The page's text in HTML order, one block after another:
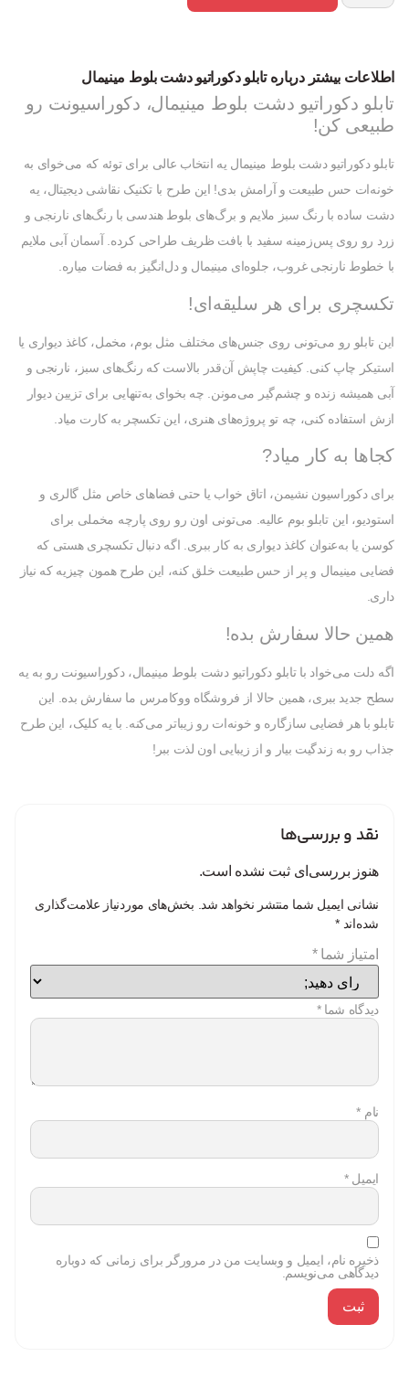
اطلاعات بیشتر درباره تابلو دکوراتیو دشت بلوط مینیمال
تابلو دکوراتیو دشت بلوط مینیمال، دکوراسیونت رو
طبیعی کن!
تابلو دکوراتیو دشت بلوط مینیمال یه انتخاب عالی برای توئه که می‌خوای به
خونه‌ات حس طبیعت و آرامش بدی! این طرح با تکنیک نقاشی دیجیتال، یه
دشت ساده با رنگ سبز ملایم و برگ‌های بلوط هندسی با رنگ‌های نارنجی و
زرد رو روی پس‌زمینه سفید با بافت ظریف طراحی کرده. آسمان آبی ملایم
با خطوط نارنجی غروب، جلوه‌ای مینیمال و دل‌انگیز به فضات میاره.
تکسچری برای هر سلیقه‌ای!
این تابلو رو می‌تونی روی جنس‌های مختلف مثل بوم، مخمل، کاغذ دیواری یا
استیکر چاپ کنی. کیفیت چاپش آن‌قدر بالاست که رنگ‌های سبز، نارنجی و
آبی همیشه زنده و چشم‌گیر می‌مونن. چه بخوای به‌تنهایی برای تزیین دیوار
ازش استفاده کنی، چه تو پروژه‌های هنری، این تکسچر به کارت میاد.
کجاها به کار میاد?
برای دکوراسیون نشیمن، اتاق خواب یا حتی فضاهای خاص مثل گالری و
استودیو، این تابلو بوم عالیه. می‌تونی اون رو روی پارچه مخملی برای
کوسن یا به‌عنوان کاغذ دیواری به کار ببری. اگه دنبال تکسچری هستی که
فضایی مینیمال و پر از حس طبیعت خلق کنه، این طرح همون چیزیه که نیاز
داری.
همین حالا سفارش بده!
اگه دلت می‌خواد با تابلو دکوراتیو دشت بلوط مینیمال، دکوراسیونت رو به یه
سطح جدید ببری، همین حالا از فروشگاه ووکامرس ما سفارش بده. این
تابلو با هر فضایی سازگاره و خونه‌ات رو زیباتر می‌کنه. با یه کلیک، این طرح
جذاب رو به زندگیت بیار و از زیبایی اون لذت ببر!
نقد و بررسی‌ها
هنوز بررسی‌ای ثبت نشده است.
نشانی ایمیل شما منتشر نخواهد شد. بخش‌های موردنیاز علامت‌گذاری
شده‌اند *
امتیاز شما*
دیدگاه شما*
نام *
ایمیل*
ذخیره نام، ایمیل و وبسایت من در مرورگر برای زمانی که دوباره
دیدگاهی می‌نویسم.